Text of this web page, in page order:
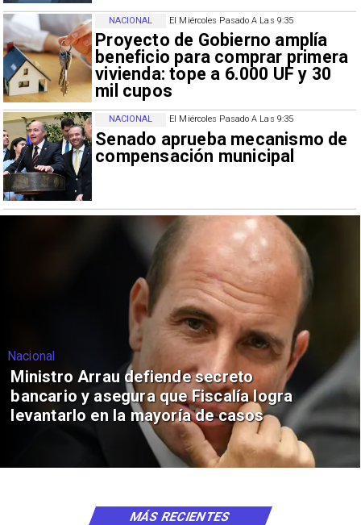
El Miércoles Pasado A Las 9:35
Proyecto de Gobierno amplía
beneficio para comprar primera
vivienda: tope a 6.000 UF y 30
mil cupos
NACIONAL
El Miércoles Pasado A Las 9:35
Senado aprueba mecanismo de
compensación municipal
NACIONAL
Nacional
Ministro Arrau defiende secreto
bancario y asegura que Fiscalía logra
levantarlo en la mayoría de casos
MÁS RECIENTES